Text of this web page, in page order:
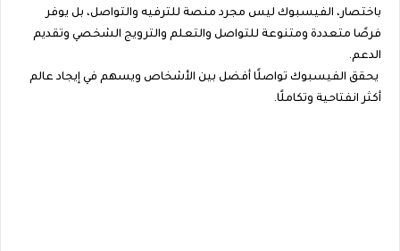
باختصار، الفيسبوك ليس مجرد منصة للترفيه والتواصل، بل يوفر
فرصًا متعددة ومتنوعة للتواصل والتعلم والترويج الشخصي وتقديم
الدعم.
يحقق الفيسبوك تواصلًا أفضل بين الأشخاص ويسهم في إيجاد عالم
أكثر انفتاحية وتكاملًا.